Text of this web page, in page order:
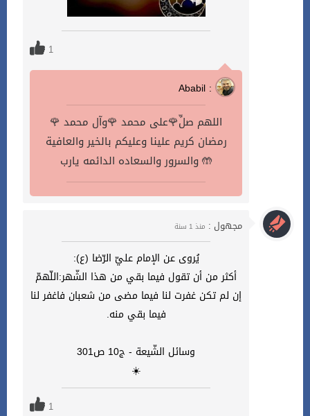
1
Ababil :
اللهم صلِّ🌹على محمد 🌹وآل محمد 🌹
رمضان كريم علينا وعليكم بالخير والعافية
والسرور والسعاده الدائمه يارب 🤲
مجهول : منذ 1 سنة
يُروى عن الإمام عليّ الرّضا (ع):
أكثر من أن تقول فيما بقي من هذا الشّهر:اللّهمّ
إن لم تكن غفرت لنا فيما مضى من شعبان فاغفر لنا
فيما بقي منه.
وسائل الشّيعة - ج10 ص301
☀️
1